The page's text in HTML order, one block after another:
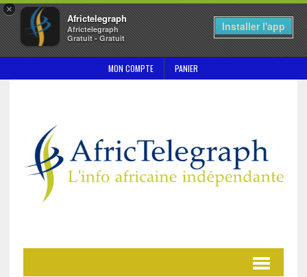
×
Africtelegraph
Africtelegraph
Gratuit - Gratuit
Installer l'app
MON COMPTE PANIER